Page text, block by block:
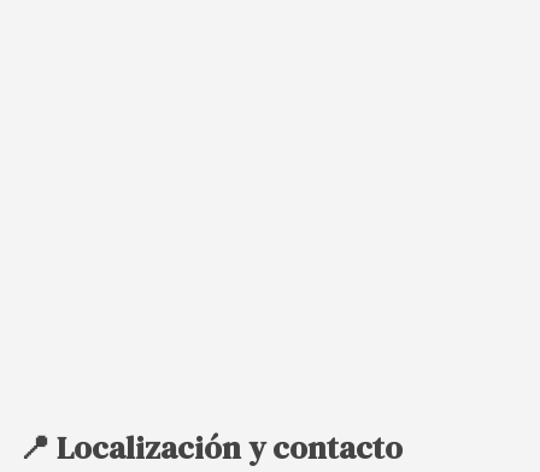
📍 Localización y contacto